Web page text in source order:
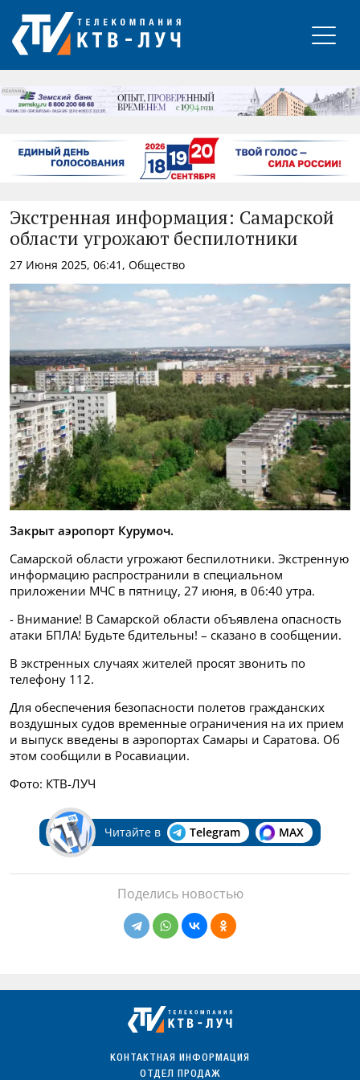
РЕКЛАМА
Экстренная информация: Самарской
области угрожают беспилотники
27 Июня 2025, 06:41, Общество
Закрыт аэропорт Курумоч.
Самарской области угрожают беспилотники. Экстренную
информацию распространили в специальном
приложении МЧС в пятницу, 27 июня, в 06:40 утра.
- Внимание! В Самарской области объявлена опасность
атаки БПЛА! Будьте бдительны! – сказано в сообщении.
В экстренных случаях жителей просят звонить по
телефону 112.
Для обеспечения безопасности полетов гражданских
воздушных судов временные ограничения на их прием
и выпуск введены в аэропортах Самары и Саратова. Об
этом сообщили в Росавиации.
Фото: КТВ-ЛУЧ
Читайте в Telegram MAX
Поделись новостью
КОНТАКТНАЯ ИНФОРМАЦИЯ
ОТДЕЛ ПРОДАЖ